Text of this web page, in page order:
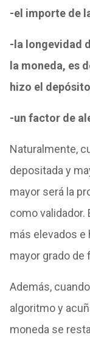
-el importe de
-la longevidad
la moneda, es
hizo el
-un factor de
Naturalmente,
depositada y
mayor será la
como validador.
más elevados
mayor grado de
Además,
algoritmo y
moneda se